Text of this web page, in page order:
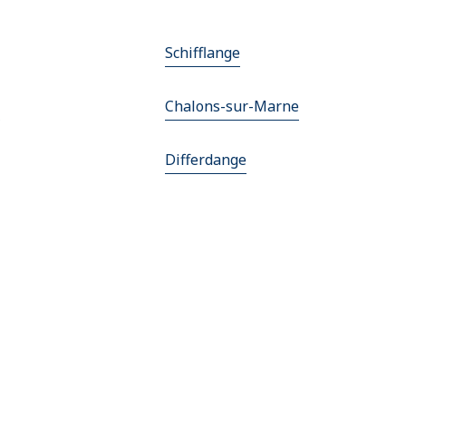
Schifflange
Chalons-sur-Marne
Differdange